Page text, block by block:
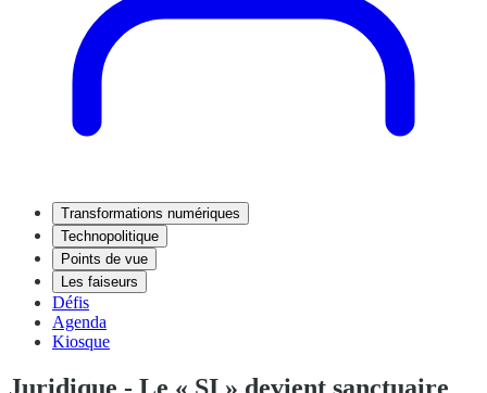
Transformations numériques
Technopolitique
Points de vue
Les faiseurs
Défis
Agenda
Kiosque